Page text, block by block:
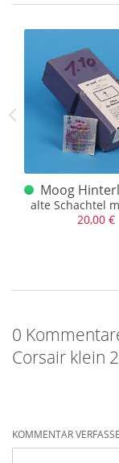
Die letzte Packung
Achtung, nur
Moog
alte Schachtel
20,00 €
0
Corsair klein
KOMMENTAR